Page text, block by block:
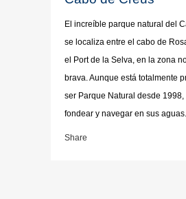
El increíble parque natural del
se localiza entre el cabo de
el Port de la Selva, en la zona
brava. Aunque está totalmente
ser Parque Natural desde 1998,
fondear y navegar en sus
Share